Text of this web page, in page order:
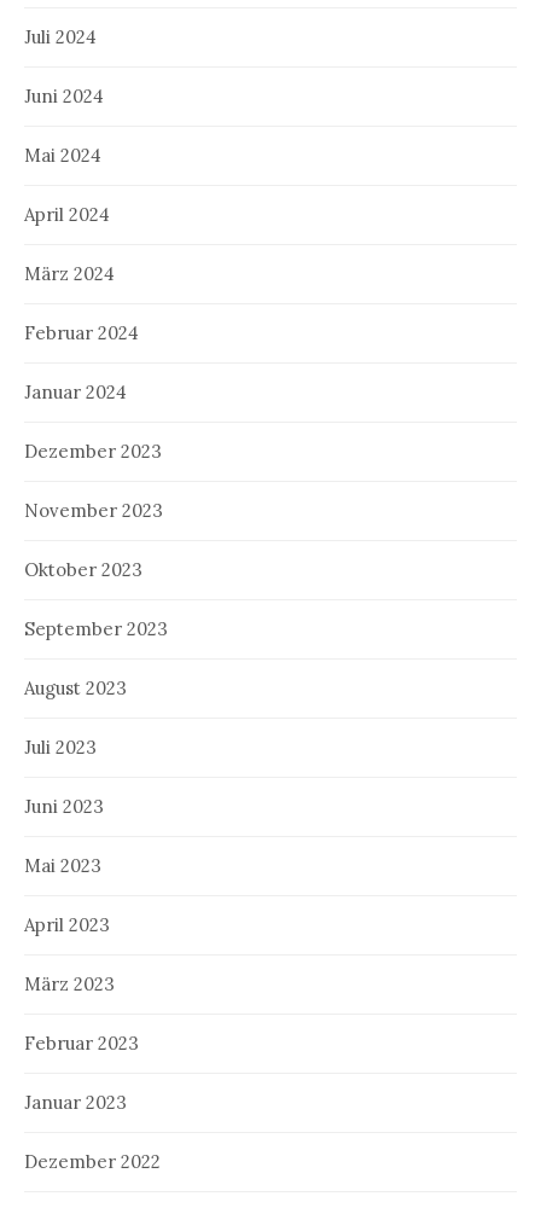
Juli 2024
Juni 2024
Mai 2024
April 2024
März 2024
Februar 2024
Januar 2024
Dezember 2023
November 2023
Oktober 2023
September 2023
August 2023
Juli 2023
Juni 2023
Mai 2023
April 2023
März 2023
Februar 2023
Januar 2023
Dezember 2022